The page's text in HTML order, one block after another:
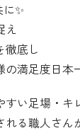
✨
え
徹底し
の満足度日
すい足場・キ
る職人さん